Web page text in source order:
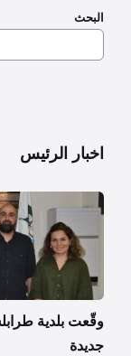
البحث
اخبار الرئيس
وقّعت بلدية
جديدة